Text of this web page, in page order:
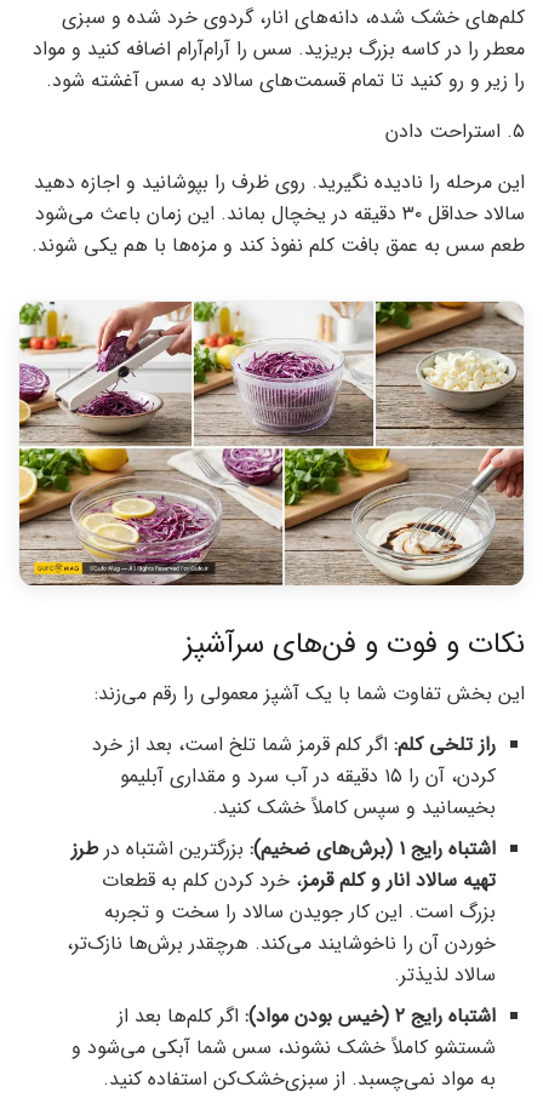
کلم‌های خشک شده، دانه‌های انار، گردوی خرد شده و سبزی
معطر را در کاسه بزرگ بریزید. سس را آرام‌آرام اضافه کنید و مواد
را زیر و رو کنید تا تمام قسمت‌های سالاد به سس آغشته شود.
۵. استراحت دادن
این مرحله را نادیده نگیرید. روی ظرف را بپوشانید و اجازه دهید
سالاد حداقل ۳۰ دقیقه در یخچال بماند. این زمان باعث می‌شود
طعم سس به عمق بافت کلم نفوذ کند و مزه‌ها با هم یکی شوند.
نکات و فوت و فن‌های سرآشپز
این بخش تفاوت شما با یک آشپز معمولی را رقم می‌زند:
راز تلخی کلم: اگر کلم قرمز شما تلخ است، بعد از خرد
کردن، آن را ۱۵ دقیقه در آب سرد و مقداری آبلیمو
بخیسانید و سپس کاملاً خشک کنید.
اشتباه رایج ۱ (برش‌های ضخیم):
بزرگترین اشتباه درطرز
تهیه سالاد انار و کلم قرمز، خرد کردن کلم به قطعات
بزرگ است. این کار جویدن سالاد را سخت و تجربه
خوردن آن را ناخوشایند می‌کند. هرچقدر برش‌ها نازک‌تر،
سالاد لذیذتر.
اشتباه رایج ۲ (خیس بودن مواد):
اگر کلم‌ها بعد از
شستشو کاملاً خشک نشوند، سس شما آبکی می‌شود و
به مواد نمی‌چسبد. از سبزی‌خشک‌کن استفاده کنید.